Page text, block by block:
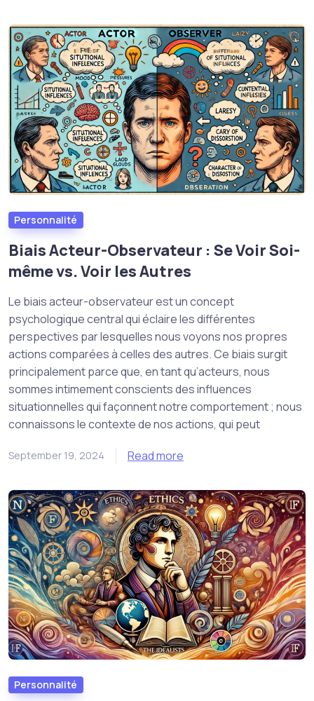
Personnalité
Biais Acteur-Observateur : Se Voir Soi-
même vs. Voir les Autres
Le biais acteur-observateur est un concept
psychologique central qui éclaire les différentes
perspectives par lesquelles nous voyons nos propres
actions comparées à celles des autres. Ce biais surgit
principalement parce que, en tant qu’acteurs, nous
sommes intimement conscients des influences
situationnelles qui façonnent notre comportement ; nous
connaissons le contexte de nos actions, qui peut
September 19, 2024 Read more
Personnalité